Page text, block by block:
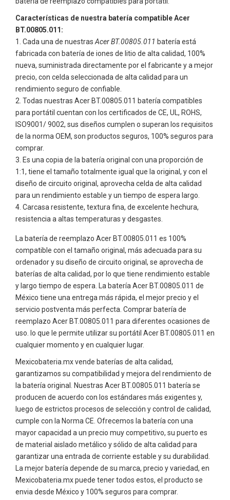
Características de nuestra batería compatible Acer
BT.00805.011:
Cada una de nuestras Acer BT.00805.011 batería está
fabricada con batería de iones de litio de alta calidad, 100%
nueva, suministrada directamente por el fabricante y a mejor
precio, con celda seleccionada de alta calidad para un
rendimiento seguro de confiable.
Todas nuestras Acer BT.00805.011 batería compatibles
para portátil cuentan con los certificados de CE, UL, ROHS,
ISO9001/ 9002, sus diseños cumplen o superan los requisitos
de la norma OEM, son productos seguros, 100% seguros para
comprar.
Es una copia de la batería original con una proporción de
1:1, tiene el tamaño totalmente igual que la original, y con el
diseño de circuito original, aprovecha celda de alta calidad
para un rendimiento estable y un tiempo de espera largo.
Carcasa resistente, textura fina, de excelente hechura,
resistencia a altas temperaturas y desgastes.
La batería de reemplazo Acer BT.00805.011 es 100%
compatible con el tamaño original, más adecuada para su
ordenador y su diseño de circuito original, se aprovecha de
baterías de alta calidad, por lo que tiene rendimiento estable
y largo tiempo de espera. La batería Acer BT.00805.011 de
México tiene una entrega más rápida, el mejor precio y el
servicio postventa más perfecta. Comprar batería de
reemplazo Acer BT.00805.011 para diferentes ocasiones de
uso. lo que le permite utilizar su portátil Acer BT.00805.011 en
cualquier momento y en cualquier lugar.
Mexicobateria.mx vende baterías de alta calidad,
garantizamos su compatibilidad y mejora del rendimiento de
la batería original. Nuestras Acer BT.00805.011 batería se
producen de acuerdo con los estándares más exigentes y,
luego de estrictos procesos de selección y control de calidad,
cumple con la Norma CE. Ofrecemos la batería con una
mayor capacidad a un precio muy competitivo, su puerto es
de material aislado metálico y sólido de alta calidad para
garantizar una entrada de corriente estable y su durabilidad.
La mejor batería depende de su marca, precio y variedad, en
Mexicobateria.mx puede tener todos estos, el producto se
envia desde México y 100% seguros para comprar.